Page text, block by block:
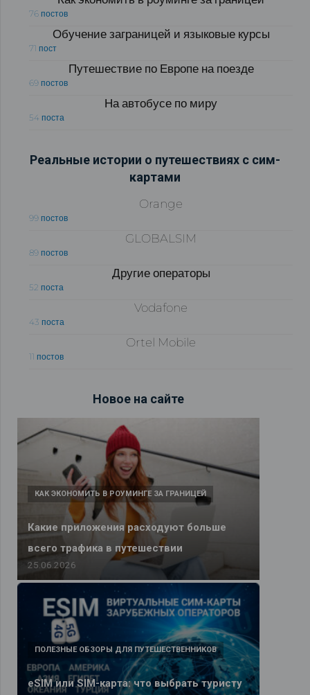
76 постов
Обучение заграницей и языковые курсы
71 пост
Путешествие по Европе на поезде
69 постов
На автобусе по миру
54 поста
Реальные истории о путешествиях с сим-
картами
Orange
99 постов
GLOBALSIM
89 постов
Другие операторы
52 поста
Vodafone
43 поста
Ortel Mobile
11 постов
Новое на сайте
Какие приложения расходуют больше
всего трафика в путешествии
КАК ЭКОНОМИТЬ В РОУМИНГЕ ЗА ГРАНИЦЕЙ
25.06.2026
eSIM или SIM-карта: что выбрать туристу
ПОЛЕЗНЫЕ ОБЗОРЫ ДЛЯ ПУТЕШЕСТВЕННИКОВ